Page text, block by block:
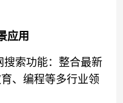
应用
索功能：整合最新
、编程等多行业领